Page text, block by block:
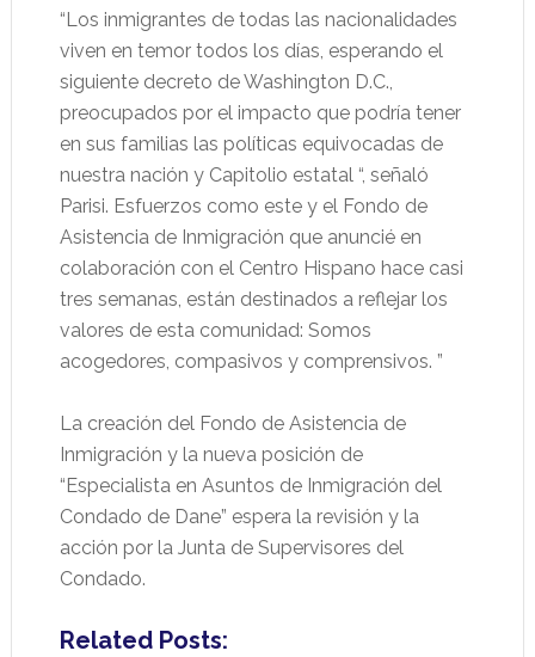
“Los inmigrantes de todas las nacionalidades
viven en temor todos los días, esperando el
siguiente decreto de Washington D.C.,
preocupados por el impacto que podría tener
en sus familias las políticas equivocadas de
nuestra nación y Capitolio estatal “, señaló
Parisi. Esfuerzos como este y el Fondo de
Asistencia de Inmigración que anuncié en
colaboración con el Centro Hispano hace casi
tres semanas, están destinados a reflejar los
valores de esta comunidad: Somos
acogedores, compasivos y comprensivos. ”
La creación del Fondo de Asistencia de
Inmigración y la nueva posición de
“Especialista en Asuntos de Inmigración del
Condado de Dane” espera la revisión y la
acción por la Junta de Supervisores del
Condado.
Related Posts: